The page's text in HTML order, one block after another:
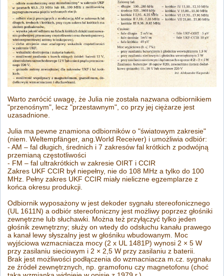
Warto zwrócić uwagę, że Julia nie została nazwana odbiornikiem
"przenośnym", lecz "przestawnym", co przy jej ciężarze jest
uzasadnione.
Julia ma pewne znamiona odbiorników o "światowym zakresie"
(niem. Weltempfänger, ang.World Receiver) i umożliwia odbiór:
- AM – fal długich, średnich i 7 zakresów fal krótkich z podwójną
przemianą częstotliwości
- FM – fal ultrakrótkich w zakresie OIRT i CCIR
Zakres UKF CCIR był niepełny, nie do 108 MHz a tylko do 100
MHz. Pełny zakres UKF CCIR miały nieliczne egzemplarze z
końca okresu produkcji.
Odbiornik wyposażony w jest dekoder sygnału stereofonicznego
(UL 1611N) a odbiór stereofoniczny jest możliwy poprzez głośniki
zewnętrzne lub słuchawki. Można też przyłączyć tylko jeden
głośnik zewnętrzny; służy on wtedy do odsłuchu kanału prawego
a kanał lewy słyszalny jest w głośniku wbudowanym. Moc
wyjściowa wzmacniacza mocy (2 x UL 1481P) wynosi 2 × 5 W
przy zasilaniu sieciowym i 2 × 2,5 W przy zasilaniu z baterii.
Brak jest możliwości podłączenia do wzmacniacza m.cz. sygnału
ze źródeł zewnętrznych, np. gramofonu czy magnetofonu (choć